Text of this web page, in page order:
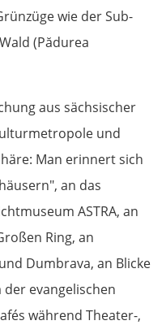
wie der Sub-
(Pădurea
aus sächsischer
und
Man erinnert sich
an das
ASTRA, an
Ring, an
Dumbrava, an Blicke
evangelischen
während Theater-,